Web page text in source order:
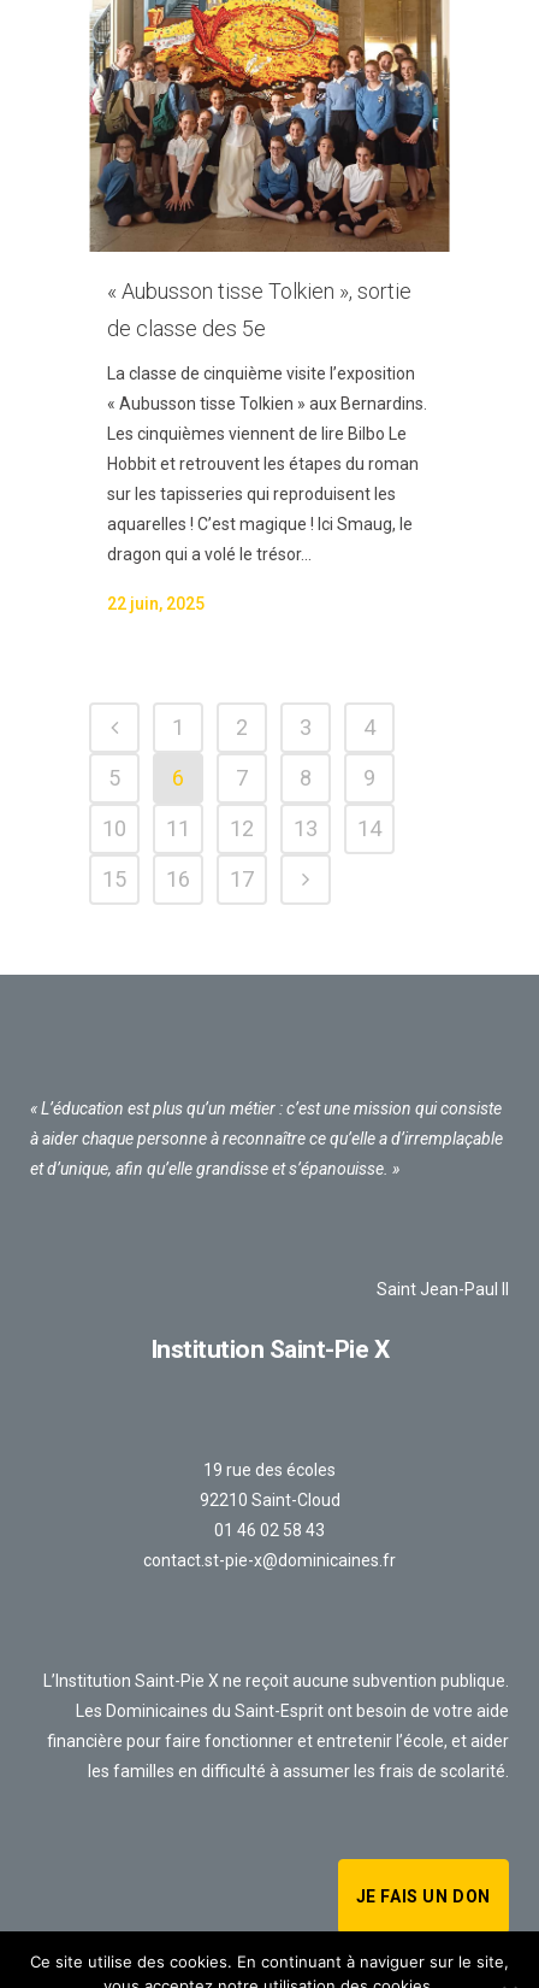
« Aubusson tisse Tolkien », sortie
de classe des 5e
La classe de cinquième visite l’exposition
« Aubusson tisse Tolkien » aux Bernardins.
Les cinquièmes viennent de lire Bilbo Le
Hobbit et retrouvent les étapes du roman
sur les tapisseries qui reproduisent les
aquarelles ! C’est magique ! Ici Smaug, le
dragon qui a volé le trésor...
22 juin, 2025
1 2 3
4
5
6 7 8
9
10
11 12 13
14
15
16 17
« L’éducation est plus qu’un métier : c’est une mission qui consiste
à aider chaque personne à reconnaître ce qu’elle a d’irremplaçable
et d’unique, afin qu’elle grandisse et s’épanouisse. »
Saint Jean-Paul II
Institution Saint-Pie X
19 rue des écoles
92210 Saint-Cloud
01 46 02 58 43
contact.st-pie-x@dominicaines.fr
L’Institution Saint-Pie X ne reçoit aucune subvention publique.
Les Dominicaines du Saint-Esprit ont besoin de votre aide
financière pour faire fonctionner et entretenir l’école, et aider
les familles en difficulté à assumer les frais de scolarité.
JE FAIS UN DON
Ce site utilise des cookies. En continuant à naviguer sur le site,